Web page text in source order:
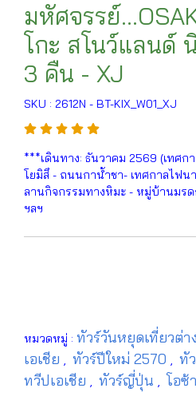
มหัศจรรย์
โกะ สโนว์แลนด์
3 คืน - XJ
SKU : 2612N - BT-KIX_W01_XJ
***เดินทาง: ธันวาคม 2569 (เทศก
โยมิสึ - ถนนกาน้ำชา- เทศกาลไฟน
ลานกิจกรรมทางหิมะ - หมู่บ้านมรด
ฯลฯ
หมวดหมู่ : ทัวร์วันหยุดเที่ยวต่า
เอเชีย , ทัวร์ปีใหม่ 2570 , ทั
ทวีปเอเชีย , ทัวร์ญี่ปุ่น , โอซ้